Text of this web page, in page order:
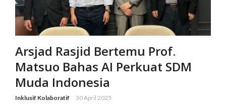
Arsjad Rasjid Bertemu Prof.
Matsuo Bahas AI Perkuat SDM
Muda Indonesia
Inklusif Kolaboratif 30 April 2025